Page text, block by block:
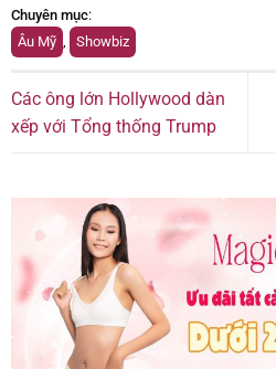
Chuyên mục:
Âu Mỹ
Showbiz
Các ông lớn Hollywood dàn
xếp với Tổng thống Trump